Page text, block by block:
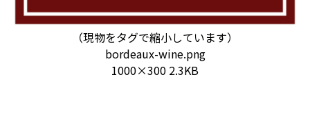
（現物をタグで縮小しています）
bordeaux-wine.png
1000×300 2.3KB